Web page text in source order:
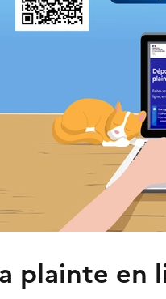
plainte en